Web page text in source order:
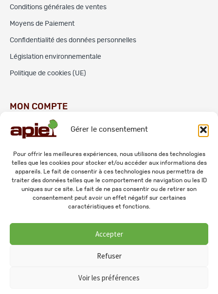
Gérer le consentement
Pour offrir les meilleures expériences, nous utilisons des technologies
telles que les cookies pour stocker et/ou accéder aux informations des
appareils. Le fait de consentir à ces technologies nous permettra de
traiter des données telles que le comportement de navigation ou les ID
uniques sur ce site. Le fait de ne pas consentir ou de retirer son
consentement peut avoir un effet négatif sur certaines
caractéristiques et fonctions.
Accepter
Refuser
Voir les préférences
Conditions générales de ventes
Moyens de Paiement
Confidentialité des données personnelles
Législation environnementale
Politique de cookies (UE)
MON COMPTE
Commandes
Adresses
Mes informations personnelles